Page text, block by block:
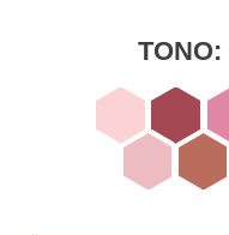
TONO: